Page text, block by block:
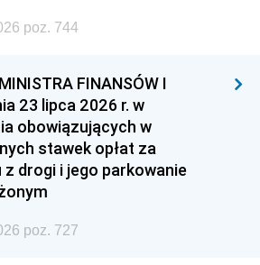
poz. 744
FINANSÓW I
23 lipca 2026 r. w
obowiązujących w
stawek opłat za
drogi i jego parkowanie
poz. 727